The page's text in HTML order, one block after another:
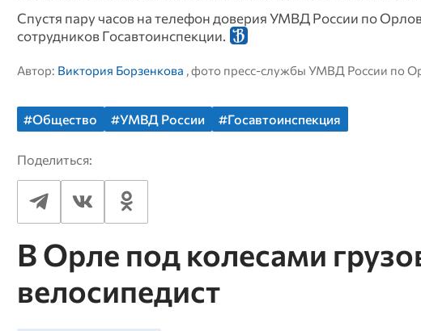
Спустя пару часов на телефон доверия УМВД России по
сотрудников Госавтоинспекции.
Автор: Виктория Борзенкова , фото пресс-службы УМВД России по
#Общество #УМВД России #Госавтоинспекция
Поделиться:
В Орле под колесами
велосипедист